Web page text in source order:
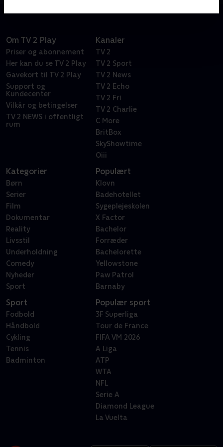
Om TV 2 Play
Priser og abonnement
Her kan du se TV 2 Play
Gavekort til TV 2 Play
Support og
Kundecenter
Vilkår og betingelser
TV 2 NEWS i offentligt
rum
Kanaler
TV 2
TV 2 Sport
TV 2 News
TV 2 Echo
TV 2 Fri
TV 2 Charlie
C More
BritBox
SkyShowtime
Oiii
Kategorier
Børn
Serier
Film
Dokumentar
Reality
Livsstil
Underholdning
Comedy
Nyheder
Sport
Populært
Klovn
Badehotellet
Sygeplejeskolen
X Factor
Bachelor
Forræder
Bachelorette
Yellowstone
Paw Patrol
Barnaby
Sport
Fodbold
Håndbold
Cykling
Tennis
Badminton
Populær sport
3F Superliga
Tour de France
FIFA VM 2026
A Liga
ATP
WTA
NFL
Serie A
Diamond League
La Vuelta